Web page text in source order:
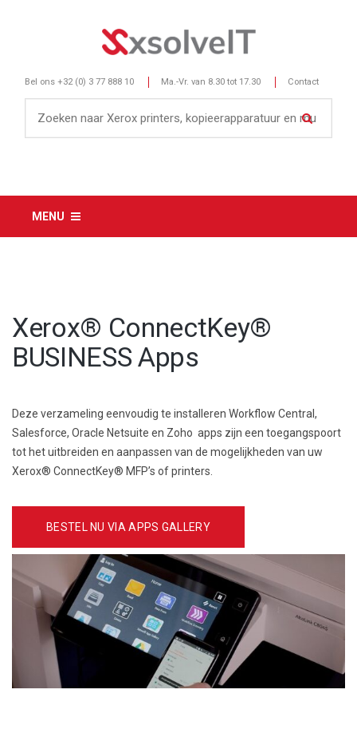
Bel ons +32 (0) 3 77 888 10 Ma.-Vr. van 8.30 tot 17.30 Contact
MENU
Xerox® ConnectKey®
BUSINESS Apps
Deze verzameling eenvoudig te installeren Workflow Central,
Salesforce, Oracle Netsuite en Zoho apps zijn een toegangspoort
tot het uitbreiden en aanpassen van de mogelijkheden van uw
Xerox® ConnectKey® MFP’s of printers.
BESTEL NU VIA APPS GALLERY